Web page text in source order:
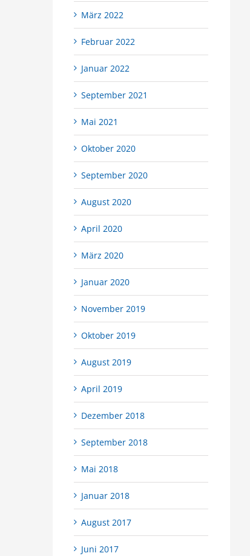
März 2022
Februar 2022
Januar 2022
September 2021
Mai 2021
Oktober 2020
September 2020
August 2020
April 2020
März 2020
Januar 2020
November 2019
Oktober 2019
August 2019
April 2019
Dezember 2018
September 2018
Mai 2018
Januar 2018
August 2017
Juni 2017